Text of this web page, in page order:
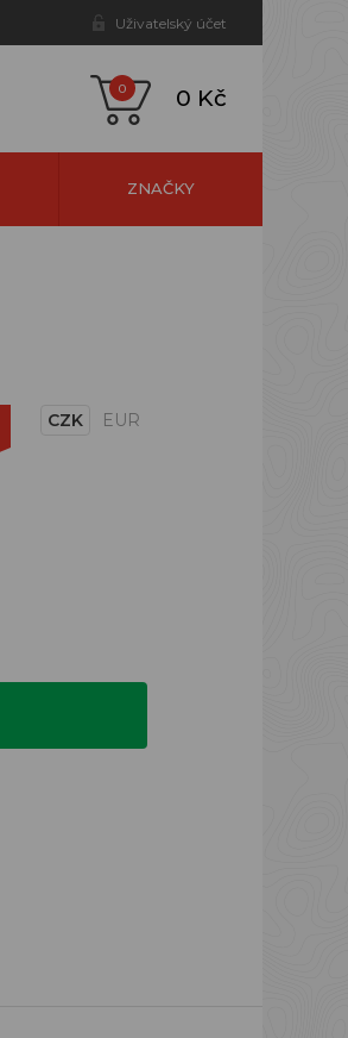
Uživatelský účet
0 0 Kč
ZNAČKY
CZK EUR